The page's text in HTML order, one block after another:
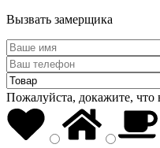
Вызвать замерщика
Пожалуйста, докажите, что